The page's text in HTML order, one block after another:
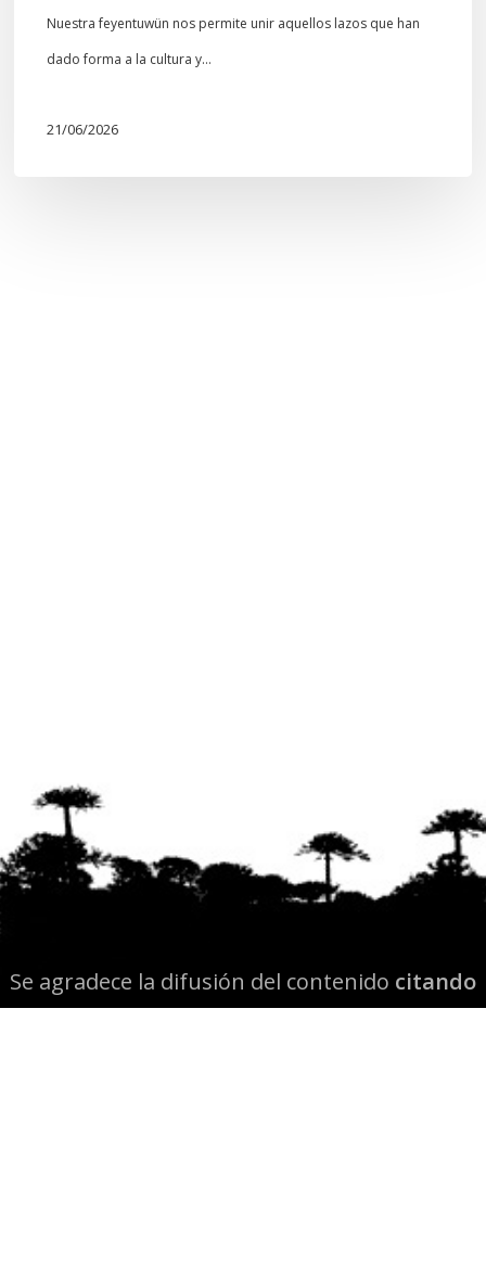
Nuestra feyentuwün nos permite unir aquellos lazos que han
dado forma a la cultura y…
21/06/2026
Se agradece la difusión del contenido citando
la fuente www.mapuexpress.org